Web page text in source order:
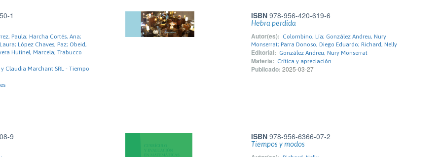
1
Paula; Harcha Cortés, Ana;
López Chaves, Paz; Obeid,
Hutinel, Marcela; Trabucco
Claudia Marchant SRL - Tiempo
ISBN 978-956-420-619-6
Hebra perdida
Autor(es): Colombino, Lía; González Andreu, Nury
Monserrat; Parra Donoso, Diego Eduardo; Richard, Nelly
Editorial: González Andreu, Nury Monserrat
Materia: Crítica y apreciación
Publicado: 2025-03-27
9 ISBN 978-956-6366-07-2
Tiempos y modos